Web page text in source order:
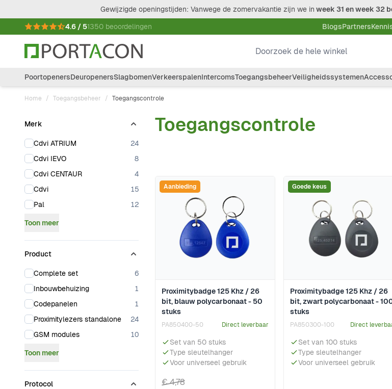
Gewijzigde openingstijden: Vanwege de zomervakantie zijn we in week 31 en week 32
4.6 / 51350 beoordelingen BlogsPartners
Doorzoek de hele winkel
PoortopenersDeuropenersSlagbomenVerkeerspalenIntercomsToegangsbeheerVeiligheidssystemen
Home / Toegangsbeheer / Toegangscontrole
Doorgaan naar productlijst
Merk
Cdvi ATRIUM 24products available
Cdvi IEVO
8products available
Cdvi CENTAUR
4products available
Cdvi
15products available
Pal
12products available
Toon meer
Product
Complete set 6products available
Inbouwbehuizing
1 products available
Codepanelen
1 products available
Proximitylezers standalone
24products available
GSM modules
10products available
Toon meer
Protocol
Toegangscontrole
Proximitybadge 125 Khz / 26
bit, blauw polycarbonaat - 50
stuks
PA850400-50 Direct leverbaar
Set van 50 stuks
Type sleutelhanger
Voor universeel gebruik
€ 4,78
Aanbieding
Proximitybadge 125 Khz / 26
bit, zwart polycarbonaat -
stuks
PA850300-100 Direct
Set van 100 stuks
Type sleutelhanger
Voor universeel gebruik
Goede keus